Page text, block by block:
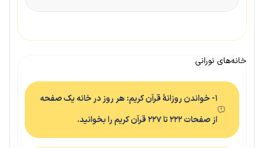
خانه‌های نورانی
۱- خواندن روزانهٔ قرآن کریم: هر روز در خانه یک صفحه
از صفحات ۲۲۲ تا ۲۲۷ قرآن کریم را بخوانید.